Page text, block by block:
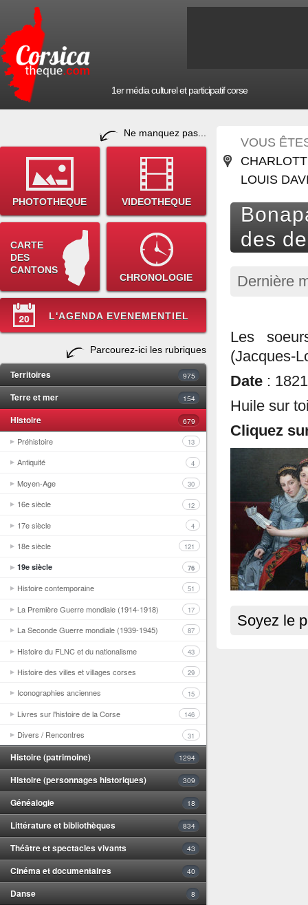
1er média culturel et participatif corse
Ne manquez pas...
PHOTOTHEQUE VIDEOTHEQUE
CARTE
DES
CANTONS
CHRONOLOGIE
L'AGENDA EVENEMENTIEL
Parcourez-ici les rubriques
Territoires 975
Terre et mer 154
Histoire 679
Préhistoire 13
Antiquité 4
Moyen-Age 30
16e siècle 12
17e siècle 4
18e siècle 121
19e siècle 76
Histoire contemporaine 51
La Première Guerre mondiale (1914-1918) 17
La Seconde Guerre mondiale (1939-1945) 87
Histoire du FLNC et du nationalisme 43
Histoire des villes et villages corses 29
Iconographies anciennes 15
Livres sur l'histoire de la Corse 146
Divers / Rencontres 31
Histoire (patrimoine) 1294
Histoire (personnages historiques) 309
Généalogie 18
Littérature et bibliothèques 834
Théâtre et spectacles vivants 43
Cinéma et documentaires 40
Danse 8
VOUS
LOUIS
des
Dernière
Les
(Jacques-
Date : 1821
Huile sur
Cliquez
Soyez le